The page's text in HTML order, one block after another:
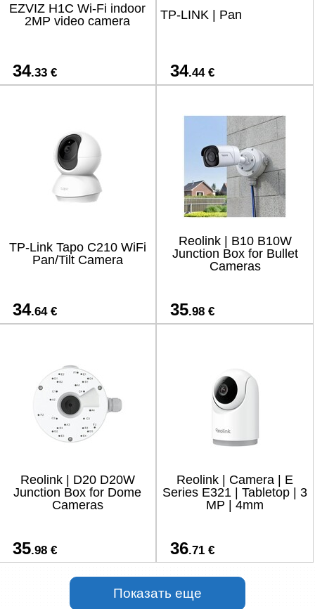
EZVIZ H1C Wi-Fi indoor
2MP video camera
34.33 €
TP-LINK | Pan
34.44 €
TP-Link Tapo C210 WiFi
Pan/Tilt Camera
34.64 €
Reolink | B10 B10W
Junction Box for Bullet
Cameras
35.98 €
Reolink | D20 D20W
Junction Box for Dome
Cameras
35.98 €
Reolink | Camera | E
Series E321 | Tabletop | 3
MP | 4mm
36.71 €